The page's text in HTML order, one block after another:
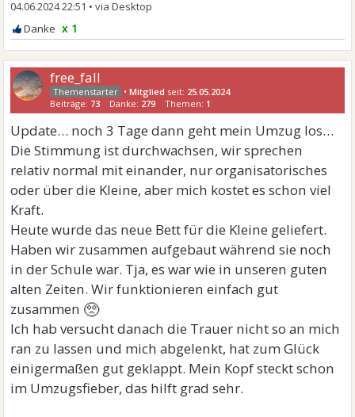
04.06.2024 22:51 •
x 1
free_fall
•Mitglied seit: 25.05.2024
Beiträge: 73 Danke: 279 Themen: 1
Update… noch 3 Tage dann geht mein Umzug los…
Die Stimmung ist durchwachsen, wir sprechen
relativ normal mit einander, nur organisatorisches
oder über die Kleine, aber mich kostet es schon viel
Kraft.
Heute wurde das neue Bett für die Kleine geliefert.
Haben wir zusammen aufgebaut während sie noch
in der Schule war. Tja, es war wie in unseren guten
alten Zeiten. Wir funktionieren einfach gut
zusammen 🥺
Ich hab versucht danach die Trauer nicht so an mich
ran zu lassen und mich abgelenkt, hat zum Glück
einigermaßen gut geklappt. Mein Kopf steckt schon
im Umzugsfieber, das hilft grad sehr.